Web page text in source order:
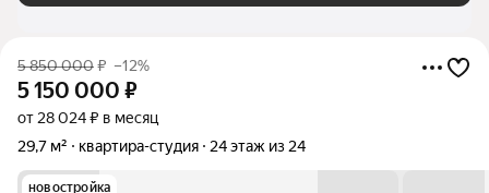
5 850 000₽ –12%
5 150 000 ₽
от 28 024 ₽ в месяц
29,7 м²
квартира-студия 24 этаж из 24
новостройка